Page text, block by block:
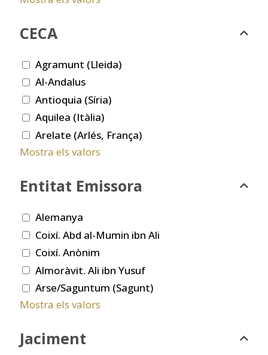
CECA
Agramunt (Lleida)
Al-Andalus
Antioquia (Síria)
Aquilea (Itàlia)
Arelate (Arlés, França)
Mostra els valors
Entitat Emissora
Alemanya
Coixí. Abd al-Mumin ibn Ali
Coixí. Anònim
Almoràvit. Ali ibn Yusuf
Arse/Saguntum (Sagunt)
Mostra els valors
Jaciment